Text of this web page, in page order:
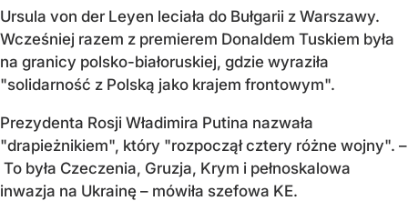
Ursula von der Leyen leciała do Bułgarii z Warszawy.
Wcześniej razem z premierem Donaldem Tuskiem była
na granicy polsko-białoruskiej, gdzie wyraziła
"solidarność z Polską jako krajem frontowym".
Prezydenta Rosji Władimira Putina nazwała
"drapieżnikiem", który "rozpoczął cztery różne wojny". –
To była Czeczenia, Gruzja, Krym i pełnoskalowa
inwazja na Ukrainę – mówiła szefowa KE.